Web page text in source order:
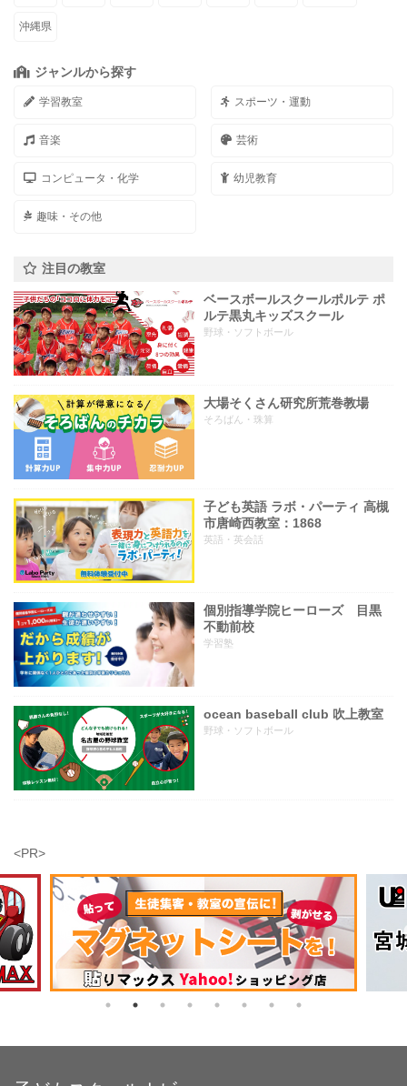
沖縄県
ジャンルから探す
学習教室 スポーツ・運動
音楽 芸術
コンピュータ・化学 幼児教育
趣味・その他
注目の教室
ベースボールスクールポルテ ポ
ルテ黒丸キッズスクール
野球・ソフトボール
大場そくさん研究所荒巻教場
そろばん・珠算
子ども英語 ラボ・パーティ 高槻
市唐崎西教室：1868
英語・英会話
個別指導学院ヒーローズ 目黒
不動前校
学習塾
ocean baseball club 吹上教室
野球・ソフトボール
<PR>